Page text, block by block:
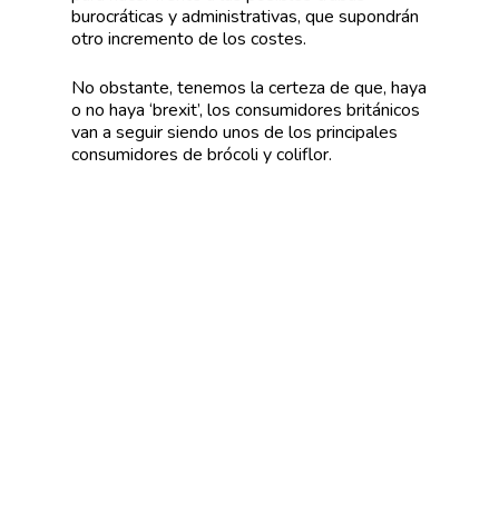
burocráticas y administrativas, que supondrán
otro incremento de los costes.
No obstante, tenemos la certeza de que, haya
o no haya ‘brexit’, los consumidores británicos
van a seguir siendo unos de los principales
consumidores de brócoli y coliflor.